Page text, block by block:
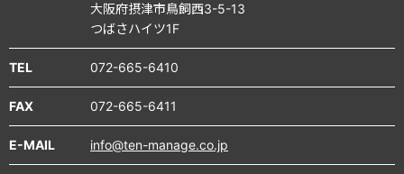
大阪府摂津市鳥飼西3-5-13
つばさハイツ1F
TEL 072-665-6410
FAX 072-665-6411
E-MAIL info@ten-manage.co.jp